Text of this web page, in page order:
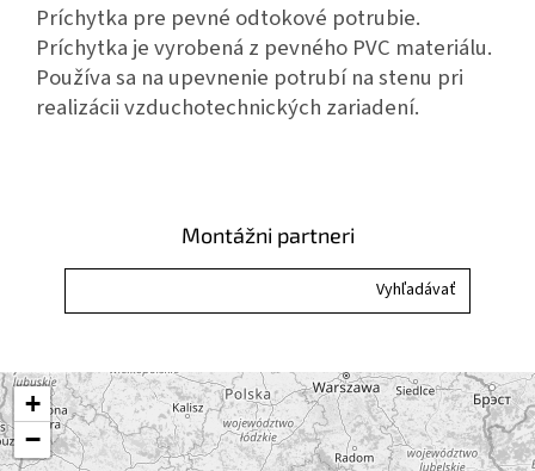
Príchytka pre pevné odtokové potrubie.
Príchytka je vyrobená z pevného PVC materiálu.
Používa sa na upevnenie potrubí na stenu pri
realizácii vzduchotechnických zariadení.
Montážni partneri
+
−